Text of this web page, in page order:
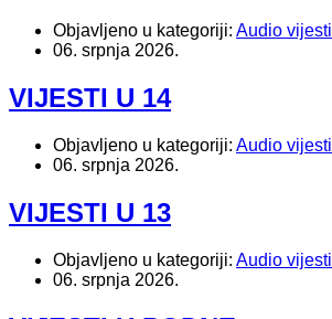
Objavljeno u kategoriji: Audio vijesti
06. srpnja 2026.
VIJESTI U 14
Objavljeno u kategoriji: Audio vijesti
06. srpnja 2026.
VIJESTI U 13
Objavljeno u kategoriji: Audio vijesti
06. srpnja 2026.